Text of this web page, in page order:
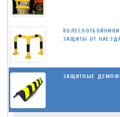
ЗАЩИТЫ ОТ
ЗАЩИТНЫЕ